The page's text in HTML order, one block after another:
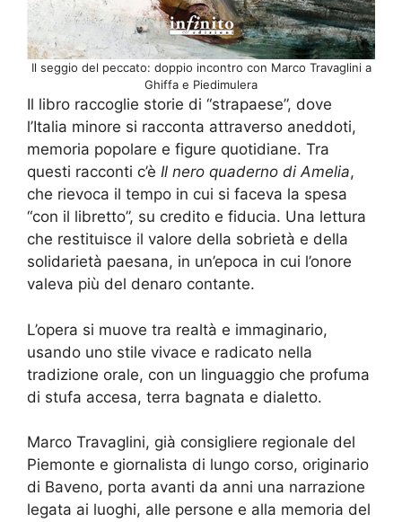
Il seggio del peccato: doppio incontro con Marco Travaglini a
Ghiffa e Piedimulera
Il libro raccoglie storie di “strapaese”, dove
l’Italia minore si racconta attraverso aneddoti,
memoria popolare e figure quotidiane. Tra
questi racconti c’è Il nero quaderno di Amelia,
che rievoca il tempo in cui si faceva la spesa
“con il libretto”, su credito e fiducia. Una lettura
che restituisce il valore della sobrietà e della
solidarietà paesana, in un’epoca in cui l’onore
valeva più del denaro contante.
L’opera si muove tra realtà e immaginario,
usando uno stile vivace e radicato nella
tradizione orale, con un linguaggio che profuma
di stufa accesa, terra bagnata e dialetto.
Marco Travaglini, già consigliere regionale del
Piemonte e giornalista di lungo corso, originario
di Baveno, porta avanti da anni una narrazione
legata ai luoghi, alle persone e alla memoria del